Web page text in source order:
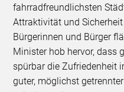
fahrradfreundlichsten
Attraktivität und
Bürgerinnen und Bürger
Minister hob hervor, dass
spürbar die Zufriedenheit
guter, möglichst